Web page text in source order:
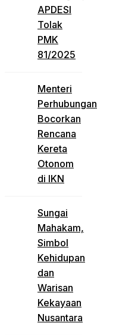
APDESI
Tolak
PMK
81/2025
Menteri
Perhubungan
Bocorkan
Rencana
Kereta
Otonom
di IKN
Sungai
Mahakam,
Simbol
Kehidupan
dan
Warisan
Kekayaan
Nusantara